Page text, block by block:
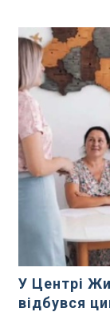
У Центрі
відбувся